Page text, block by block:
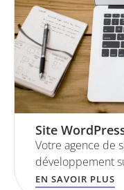
Site
Votre agence de
développement
EN SAVOIR PLUS